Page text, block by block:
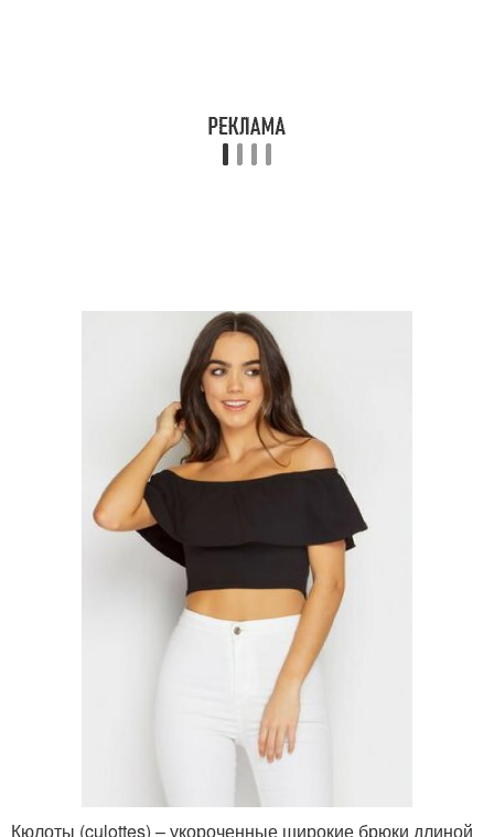
Кюлоты (culottes) – укороченные широкие брюки длиной